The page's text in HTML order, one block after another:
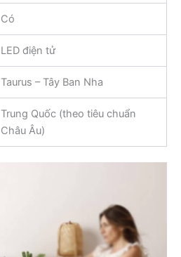
Có
LED điện tử
Taurus – Tây Ban Nha
Trung Quốc (theo tiêu chuẩn
Châu Âu)